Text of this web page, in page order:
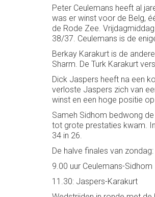
Peter Ceulemans heeft al
was er winst voor de Belg,
de Rode Zee.
38/37. Ceulemans is de
Berkay Karakurt is de
Sharm. De Turk Karakurt
Dick Jaspers heeft na een
verloste Jaspers zich van
winst en een hoge positie
Sameh Sidhom bedwong
tot grote prestaties kwam.
34 in 26.
De halve finales van zondag:
9.00 uur Ceulemans-Sidhom
11.30: Jaspers-Karakurt